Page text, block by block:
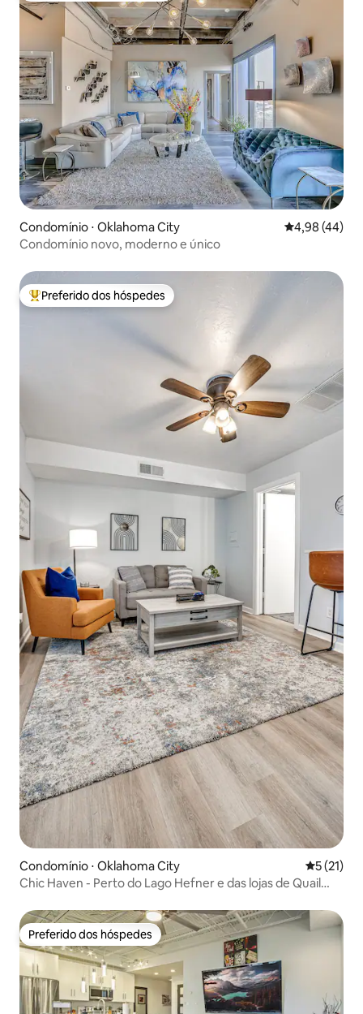
Condomínio ⋅ Oklahoma City 4,98 de uma
4,98 (44)
Condomínio novo, moderno e único
Entre os melhores preferidos dos hóspedes
Preferido dos hóspedes
Condomínio ⋅ Oklahoma City 5 de uma
5 (21)
Chic Haven - Perto do Lago Hefner e das lojas de Quail
Preferido dos hóspedes
Preferido dos hóspedes